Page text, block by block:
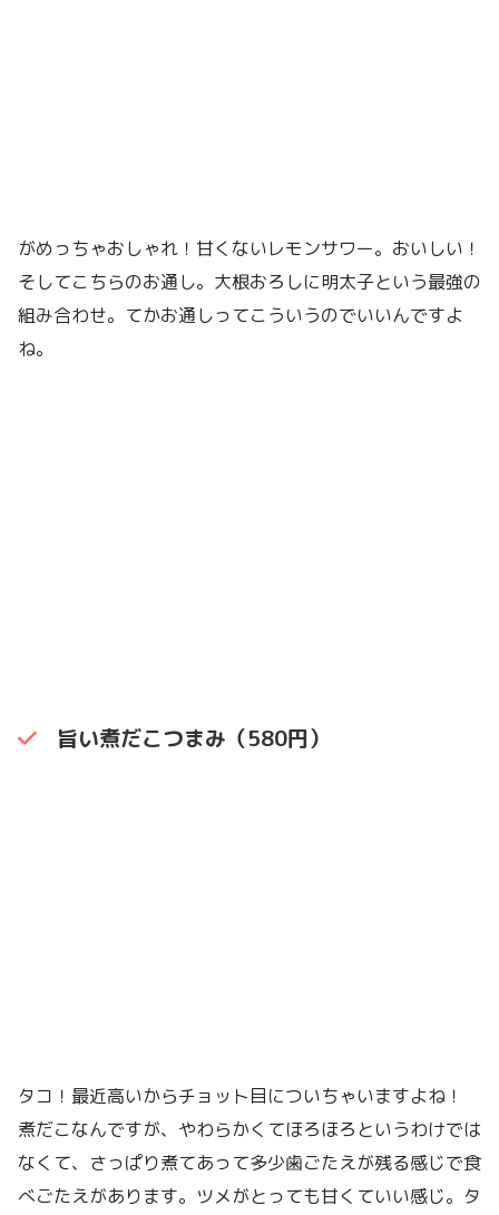
がめっちゃおしゃれ！甘くないレモンサワー。おいしい！
そしてこちらのお通し。大根おろしに明太子という最強の
組み合わせ。てかお通しってこういうのでいいんですよ
ね。
旨い煮だこつまみ（580円）
タコ！最近高いからチョット目についちゃいますよね！
煮だこなんですが、やわらかくてほろほろというわけでは
なくて、さっぱり煮てあって多少歯ごたえが残る感じで食
べごたえがあります。ツメがとっても甘くていい感じ。タ